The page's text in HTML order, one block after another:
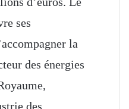
ses
la
des énergies
des